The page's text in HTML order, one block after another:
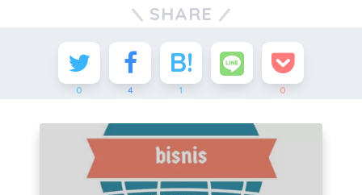
SHARE
0 4 1 0